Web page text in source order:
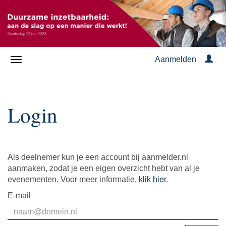
Aanmelden
Login
Als deelnemer kun je een account bij aanmelder.nl
aanmaken, zodat je een eigen overzicht hebt van al je
evenementen. Voor meer informatie, klik hier.
E-mail